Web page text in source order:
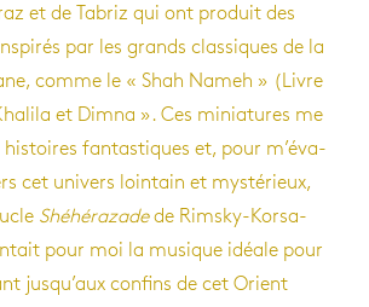
et de Tabriz qui ont pro­duit des
par les grands clas­siques de la
comme le « Shah Nameh » (Livre
et Dimna ». Ces minia­tures me
his­toires fan­tas­tiques et, pour m’éva­
cet uni­vers loin­tain et mys­té­rieux,
Shé­hé­ra­zadede Rim­sky-Kor­sa­
pour moi la musique idéale pour
jus­qu’aux confins de cet Orient